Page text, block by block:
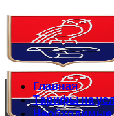
Главная
Тарифы на
Необходимые